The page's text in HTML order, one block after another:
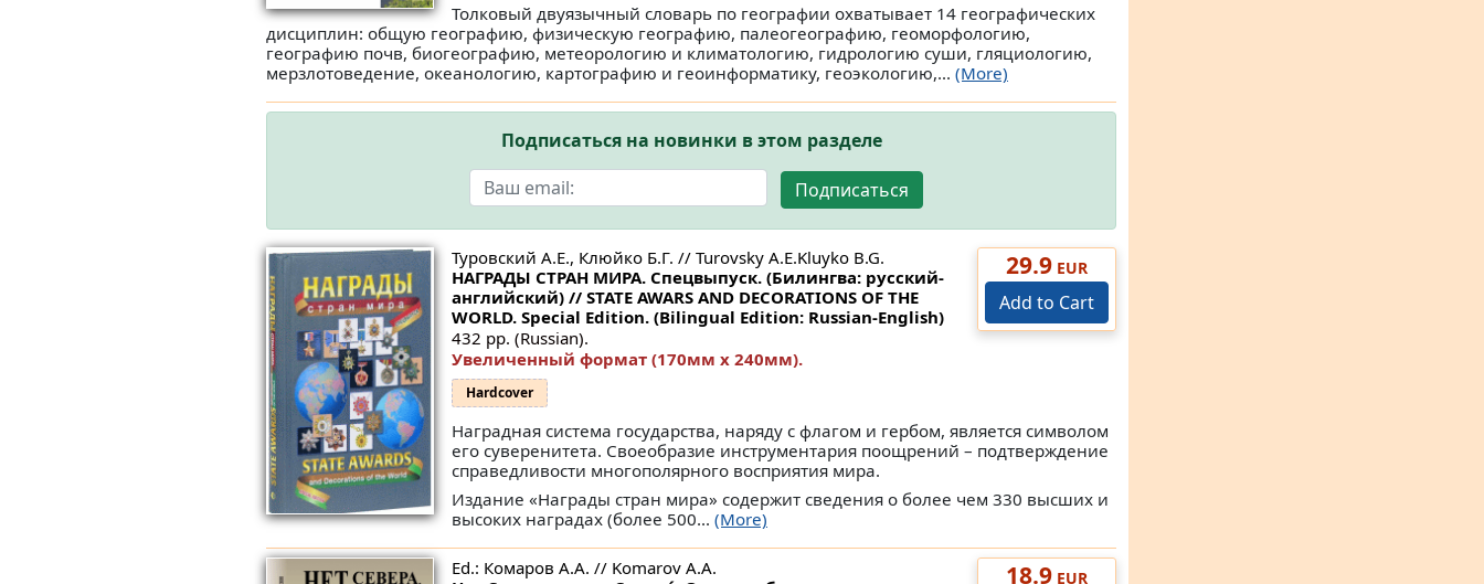
Толковый двуязычный словарь по географии охватывает 14 географических
дисциплин: общую географию, физическую географию, палеогеографию, геоморфологию,
географию почв, биогеографию, метеорологию и климатологию, гидрологию суши, гляциологию,
мерзлотоведение, океанологию, картографию и геоинформатику, геоэкологию,... (More)
Подписаться на новинки в этом разделе
Подписаться
29.9 EUR
Add to Cart
Туровский А.Е., Клюйко Б.Г. // Turovsky A.E.Kluyko B.G.
НАГРАДЫ СТРАН МИРА. Спецвыпуск. (Билингва: русский-
английский) // STATE AWARS AND DECORATIONS OF THE
WORLD. Special Edition. (Bilingual Edition: Russian-English)
432 pp. (Russian).
Увеличенный формат (170мм x 240мм).
Hardcover
Наградная система государства, наряду с флагом и гербом, является символом
его суверенитета. Своеобразие инструментария поощрений – подтверждение
справедливости многополярного восприятия мира.
Издание «Награды стран мира» содержит сведения о более чем 330 высших и
высоких наградах (более 500... (More)
18.9 EUR
Ed.: Комаров А.А. // Komarov A.A.